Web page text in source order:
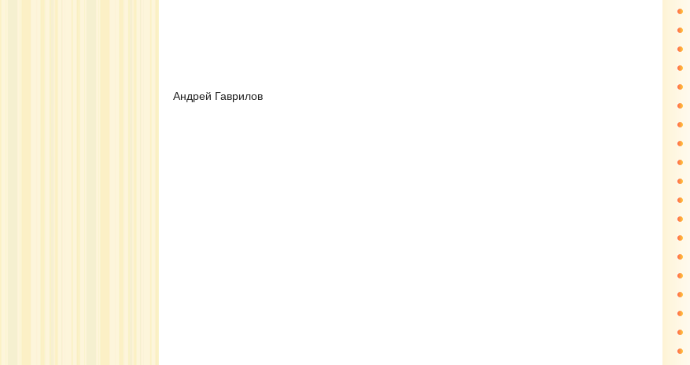
Андрей Гаврилов